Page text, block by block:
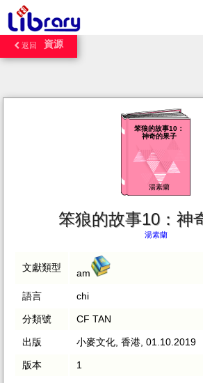
返回 資源
笨狼的故事10：
神奇的果子
湯素蘭
笨狼的故事10：神
湯素蘭
文獻類型 am
語言 chi
分類號 CF TAN
出版 小麥文化, 香港, 01.10.2019
版本 1